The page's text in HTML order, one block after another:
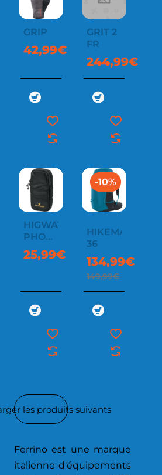
GRIP
42,99€
GRIT 2
FR
244,99€
HIGWAY
PHONE
HOLDER
25,99€
-10%
HIKEMASTER
36
134,99€
149,99€
les produits suivants
Ferrino est une marque
italienne d'équipements